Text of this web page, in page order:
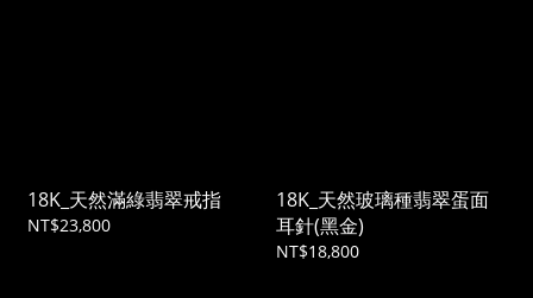
18K_天然滿綠翡翠戒指
NT$23,800
18K_天然玻璃種翡翠蛋面
耳針(黑金)
NT$18,800